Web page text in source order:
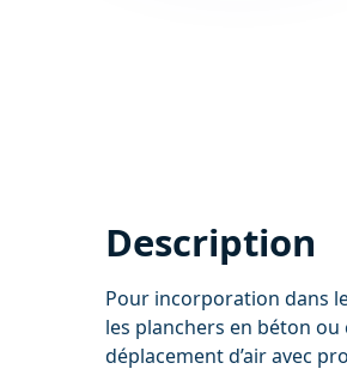
Description
Pour incorporation dans
les planchers en béton ou
déplacement d’air avec